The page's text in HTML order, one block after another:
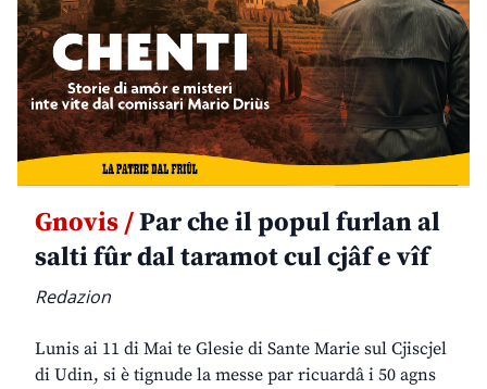
Gnovis /Par che il popul furlan al
salti fûr dal taramot cul cjâf e vîf
Redazion
Lunis ai 11 di Mai te Glesie di Sante Marie sul Cjiscjel
di Udin, si è tignude la messe par ricuardâ i 50 agns